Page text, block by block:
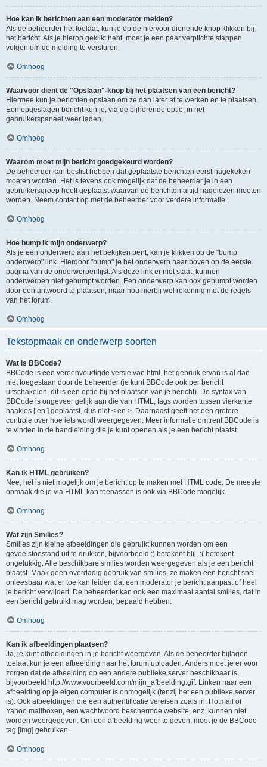
Hoe kan ik berichten aan een moderator melden?
Als de beheerder het toelaat, kun je op de hiervoor dienende knop klikken bij
het bericht. Als je hierop geklikt hebt, moet je een paar verplichte stappen
volgen om de melding te versturen.
Omhoog
Waarvoor dient de "Opslaan"-knop bij het plaatsen van een bericht?
Hiermee kun je berichten opslaan om ze dan later af te werken en te plaatsen.
Een opgeslagen bericht kun je, via de bijhorende optie, in het
gebruikerspaneel weer laden.
Omhoog
Waarom moet mijn bericht goedgekeurd worden?
De beheerder kan beslist hebben dat geplaatste berichten eerst nagekeken
moeten worden. Het is tevens ook mogelijk dat de beheerder je in een
gebruikersgroep heeft geplaatst waarvan de berichten altijd nagelezen moeten
worden. Neem contact op met de beheerder voor verdere informatie.
Omhoog
Hoe bump ik mijn onderwerp?
Als je een onderwerp aan het bekijken bent, kan je klikken op de "bump
onderwerp" link. Hierdoor "bump" je het onderwerp naar boven op de eerste
pagina van de onderwerpenlijst. Als deze link er niet staat, kunnen
onderwerpen niet gebumpt worden. Een onderwerp kan ook gebumpt worden
door een antwoord te plaatsen, maar hou hierbij wel rekening met de regels
van het forum.
Omhoog
Tekstopmaak en onderwerp soorten
Wat is BBCode?
BBCode is een vereenvoudigde versie van html, het gebruik ervan is al dan
niet toegestaan door de beheerder (je kunt BBCode ook per bericht
uitschakelen, dit is een optie bij het plaatsen van je bericht). De syntax van
BBCode is ongeveer gelijk aan die van HTML, tags worden tussen vierkante
haakjes [ en ] geplaatst, dus niet < en >. Daarnaast geeft het een grotere
controle over hoe iets wordt weergegeven. Meer informatie omtrent BBCode is
te vinden in de handleiding die je kunt openen als je een bericht plaatst.
Omhoog
Kan ik HTML gebruiken?
Nee, het is niet mogelijk om je bericht op te maken met HTML code. De meeste
opmaak die je via HTML kan toepassen is ook via BBCode mogelijk.
Omhoog
Wat zijn Smilies?
Smilies zijn kleine afbeeldingen die gebruikt kunnen worden om een
gevoelstoestand uit te drukken, bijvoorbeeld :) betekent blij, :( betekent
ongelukkig. Alle beschikbare smilies worden weergegeven als je een bericht
plaatst. Maak geen overdadig gebruik van smilies, ze maken een bericht snel
onleesbaar wat er toe kan leiden dat een moderator je bericht aanpast of heel
je bericht verwijdert. De beheerder kan ook een maximaal aantal smilies, dat in
een bericht gebruikt mag worden, bepaald hebben.
Omhoog
Kan ik afbeeldingen plaatsen?
Ja, je kunt afbeeldingen in je bericht weergeven. Als de beheerder bijlagen
toelaat kun je een afbeelding naar het forum uploaden. Anders moet je er voor
zorgen dat de afbeelding op een andere publieke server beschikbaar is,
bijvoorbeeld http://www.voorbeeld.com/mijn_afbeelding.gif. Linken naar een
afbeelding op je eigen computer is onmogelijk (tenzij het een publieke server
is). Ook afbeeldingen die een authentificatie vereisen zoals in: Hotmail of
Yahoo mailboxen, een wachtwoord beschermde website, enz. kunnen niet
worden weergegeven. Om een afbeelding weer te geven, moet je de BBCode
tag [img] gebruiken.
Omhoog